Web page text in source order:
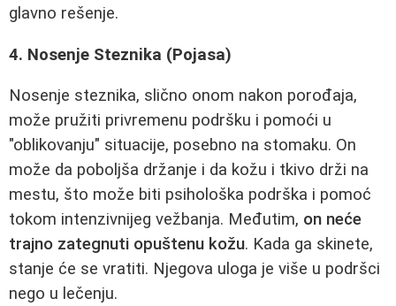
glavno rešenje.
4. Nosenje Steznika (Pojasa)
Nosenje steznika, slično onom nakon porođaja,
može pružiti privremenu podršku i pomoći u
"oblikovanju" situacije, posebno na stomaku. On
može da poboljša držanje i da kožu i tkivo drži na
mestu, što može biti psihološka podrška i pomoć
tokom intenzivnijeg vežbanja. Međutim, on neće
trajno zategnuti opuštenu kožu. Kada ga skinete,
stanje će se vratiti. Njegova uloga je više u podršci
nego u lečenju.